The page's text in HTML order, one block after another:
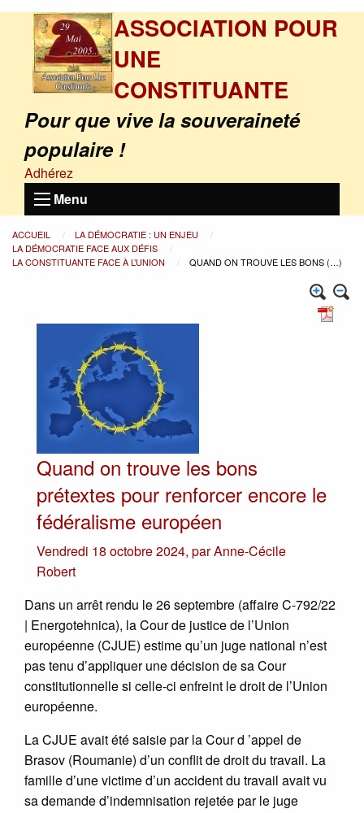
ASSOCIATION POUR
UNE
CONSTITUANTE
Pour que vive la souveraineté
populaire !
Adhérez
Menu
ACCUEIL
LA DÉMOCRATIE : UN ENJEU
LA DÉMOCRATIE FACE AUX DÉFIS
LA CONSTITUANTE FACE À L’UNION
QUAND ON TROUVE LES BONS (…)
Quand on trouve les bons
prétextes pour renforcer encore le
fédéralisme européen
Vendredi 18 octobre 2024, parAnne-Cécile
Robert
Dans un arrêt rendu le 26 septembre (affaire C-792/22
| Energotehnica), la Cour de justice de l’Union
européenne (CJUE) estime qu’un juge national n’est
pas tenu d’appliquer une décision de sa Cour
constitutionnelle si celle-ci enfreint le droit de l’Union
européenne.
La CJUE avait été saisie par la Cour d ’appel de
Brasov (Roumanie) d’un conflit de droit du travail. La
famille d’une victime d’un accident du travail avait vu
sa demande d’indemnisation rejetée par le juge